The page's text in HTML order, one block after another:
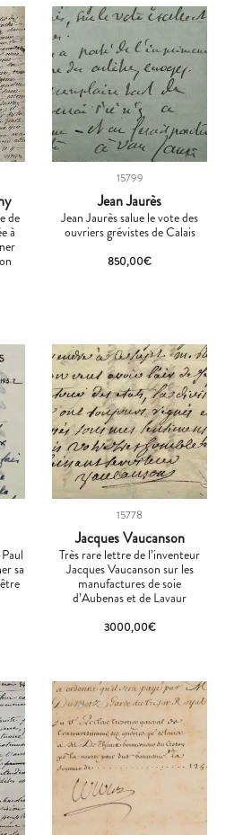
de
à
15799
Jean Jaurès
Jean Jaurès salue le vote des
ouvriers grévistes de Calais
850,00€
sa
15778
Jacques Vaucanson
Très rare lettre de l’inventeur
Jacques Vaucanson sur les
manufactures de soie
d’Aubenas et de Lavaur
3000,00€